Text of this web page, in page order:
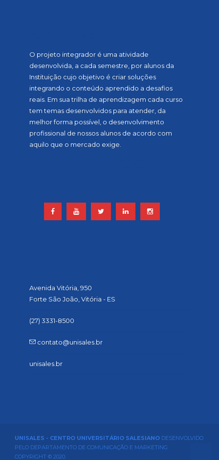
O projeto integrador é uma atividade
desenvolvida, a cada semestre, por alunos da
Instituição cujo objetivo é criar soluções
integrando o conteúdo aprendido a desafios
reais. Em sua trilha de aprendizagem cada curso
tem temas desenvolvidos para atender, da
melhor forma possível, o desenvolvimento
profissional de nossos alunos de acordo com
aquilo que o mercado exige.
Avenida Vitória, 950
Forte São João, Vitória - ES
(27) 3331-8500
contato@unisales.br
unisales.br
UNISALES - CENTRO UNIVERSITÁRIO SALESIANO DESENVOLVIDO
PELO DEPARTAMENTO DE COMUNICAÇÃO E MARKETING
COPYRIGHT © 2020.